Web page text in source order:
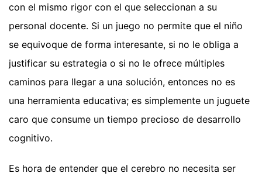
con el mismo rigor con el que seleccionan a su
personal docente. Si un juego no permite que el niño
se equivoque de forma interesante, si no le obliga a
justificar su estrategia o si no le ofrece múltiples
caminos para llegar a una solución, entonces no es
una herramienta educativa; es simplemente un juguete
caro que consume un tiempo precioso de desarrollo
cognitivo.
Es hora de entender que el cerebro no necesita ser